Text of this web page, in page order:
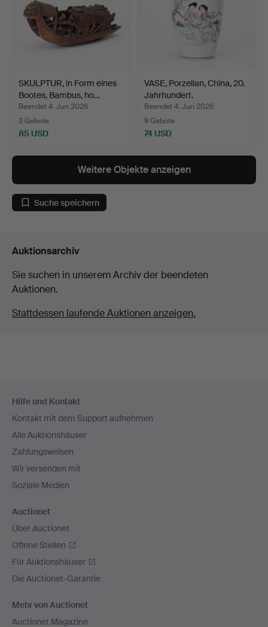
SKULPTUR, in Form eines
Bootes, Bambus, ho…
Beendet 4. Jun 2026
3 Gebote
85 USD
VASE, Porzellan, China, 20.
Jahrhundert.
Beendet 4. Jun 2026
9 Gebote
74 USD
Weitere Objekte anzeigen
Suche speichern
Auktionsarchiv
Sie suchen in unserem Archiv der beendeten
Auktionen.
Stattdessen laufende Auktionen anzeigen.
Navigation
Hilfe und Kontakt
Kontakt mit dem Support aufnehmen
Alle Auktionshäuser
Zahlungsweisen
Wir versenden mit
Soziale Medien
Auctionet
Über Auctionet
Offene Stellen
Für Auktionshäuser
Die Auctionet-Garantie
Mehr von Auctionet
Auctionet Magazine